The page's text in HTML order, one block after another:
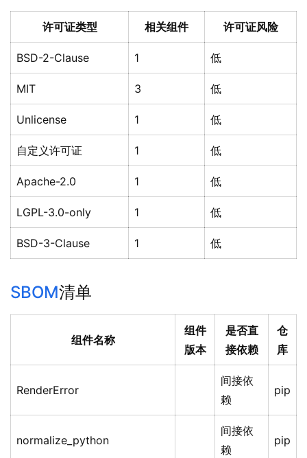
许可证类型 相关组件 许可证风险
BSD-2-Clause 1 低
MIT 3 低
Unlicense 1 低
自定义许可证 1 低
Apache-2.0 1 低
LGPL-3.0-only 1 低
BSD-3-Clause 1 低
SBOM清单
组件名称
组件
版本
是否直
接依赖
仓
库
RenderError
间接依
赖
pip
normalize_python
间接依
赖
pip